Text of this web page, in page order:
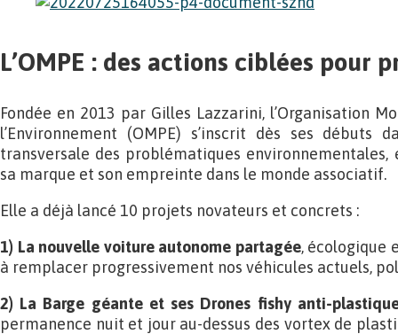
L’OMPE : des actions ciblées pour
Fondée en 2013 par Gilles Lazzarini, l’Organisation
l’Environnement (OMPE) s’inscrit dès ses débuts
transversale des problématiques
sa marque et son empreinte dans le monde associatif.
Elle a déjà lancé 10 projets novateurs et concrets :
1) La nouvelle voiture autonome partagée, écologique
à remplacer progressivement nos véhicules actuels,
2) La Barge géante et ses Drones fishy anti-
permanence nuit et jour au-dessus des vortex de